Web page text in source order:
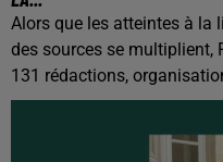
Alors que les atteintes à la
des sources se multiplient,
131 rédactions,